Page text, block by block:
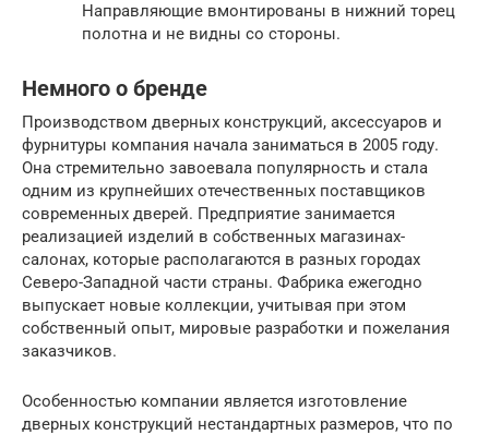
Направляющие вмонтированы в нижний торец
полотна и не видны со стороны.
Немного о бренде
Производством дверных конструкций, аксессуаров и
фурнитуры компания начала заниматься в 2005 году.
Она стремительно завоевала популярность и стала
одним из крупнейших отечественных поставщиков
современных дверей. Предприятие занимается
реализацией изделий в собственных магазинах-
салонах, которые располагаются в разных городах
Северо-Западной части страны. Фабрика ежегодно
выпускает новые коллекции, учитывая при этом
собственный опыт, мировые разработки и пожелания
заказчиков.
Особенностью компании является изготовление
дверных конструкций нестандартных размеров, что по